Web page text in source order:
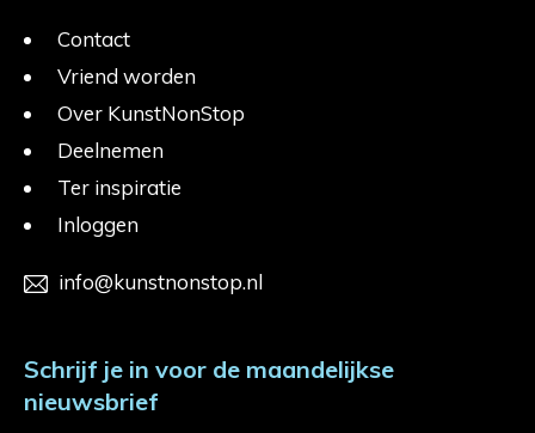
Contact
Vriend worden
Over KunstNonStop
Deelnemen
Ter inspiratie
Inloggen
info@kunstnonstop.nl
Schrijf je in voor de maandelijkse
nieuwsbrief